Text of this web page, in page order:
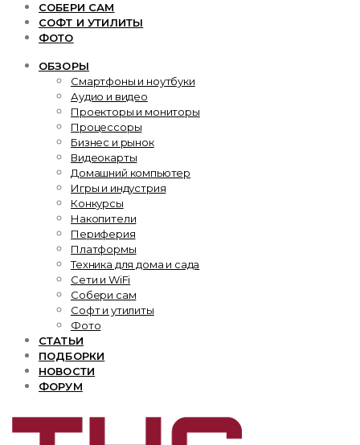
СОБЕРИ САМ
СОФТ И УТИЛИТЫ
ФОТО
ОБЗОРЫ
Смартфоны и ноутбуки
Аудио и видео
Проекторы и мониторы
Процессоры
Бизнес и рынок
Видеокарты
Домашний компьютер
Игры и индустрия
Конкурсы
Накопители
Периферия
Платформы
Техника для дома и сада
Сети и WiFi
Собери сам
Софт и утилиты
Фото
СТАТЬИ
ПОДБОРКИ
НОВОСТИ
ФОРУМ